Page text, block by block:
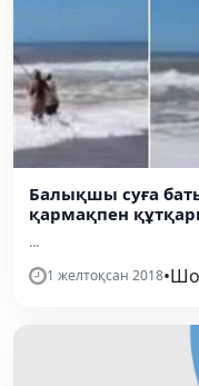
Балықшы суға
қармақпен
...
1 желтоқсан 2018•